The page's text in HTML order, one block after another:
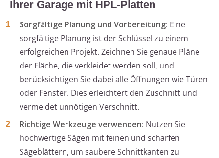
Ihrer Garage mit HPL-Platten
Sorgfältige Planung und Vorbereitung: Eine
sorgfältige Planung ist der Schlüssel zu einem
erfolgreichen Projekt. Zeichnen Sie genaue Pläne
der Fläche, die verkleidet werden soll, und
berücksichtigen Sie dabei alle Öffnungen wie Türen
oder Fenster. Dies erleichtert den Zuschnitt und
vermeidet unnötigen Verschnitt.
Richtige Werkzeuge verwenden: Nutzen Sie
hochwertige Sägen mit feinen und scharfen
Sägeblättern, um saubere Schnittkanten zu